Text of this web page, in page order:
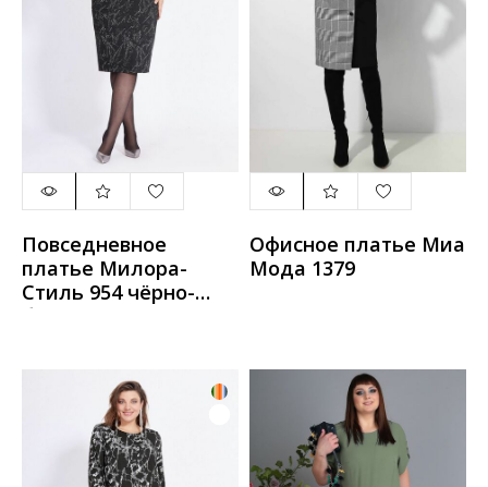
Повседневное
платье Милора-
Стиль 954 чёрно-
белый
Офисное платье Миа
Мода 1379